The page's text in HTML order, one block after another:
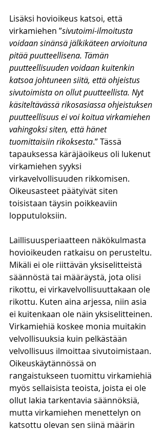
Lisäksi hovioikeus katsoi, että
virkamiehen ”sivutoimi-ilmoitusta
voidaan sinänsä jälkikäteen arvioituna
pitää puutteellisena. Tämän
puutteellisuuden voidaan kuitenkin
katsoa johtuneen siitä, että ohjeistus
sivutoimista on ollut puutteellista. Nyt
käsiteltävässä rikosasiassa ohjeistuksen
puutteellisuus ei voi koitua virkamiehen
vahingoksi siten, että hänet
tuomittaisiin rikoksesta.” Tässä
tapauksessa käräjäoikeus oli lukenut
virkamiehen syyksi
virkavelvollisuuden rikkomisen.
Oikeusasteet päätyivät siten
toisistaan täysin poikkeaviin
lopputuloksiin.
Laillisuusperiaatteen näkökulmasta
hovioikeuden ratkaisu on perusteltu.
Mikäli ei ole riittävän yksiselitteistä
säännöstä tai määräystä, jota olisi
rikottu, ei virkavelvollisuuttakaan ole
rikottu. Kuten aina arjessa, niin asia
ei kuitenkaan ole näin yksiselitteinen.
Virkamiehiä koskee monia muitakin
velvollisuuksia kuin pelkästään
velvollisuus ilmoittaa sivutoimistaan.
Oikeuskäytännössä on
rangaistukseen tuomittu virkamiehiä
myös sellaisista teoista, joista ei ole
ollut lakia tarkentavia säännöksiä,
mutta virkamiehen menettelyn on
katsottu olevan sen siinä määrin